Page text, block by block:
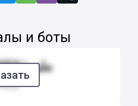
и боты
PROXY MTPROTO | ملی